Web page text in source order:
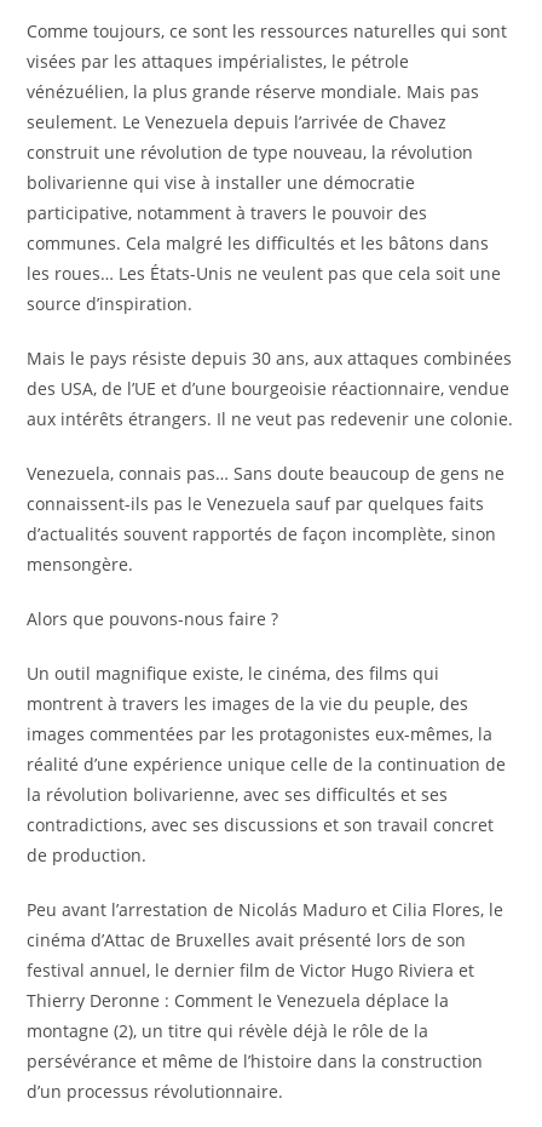
Comme toujours, ce sont les ressources naturelles qui sont
visées par les attaques impérialistes, le pétrole
vénézuélien, la plus grande réserve mondiale. Mais pas
seulement. Le Venezuela depuis l’arrivée de Chavez
construit une révolution de type nouveau, la révolution
bolivarienne qui vise à installer une démocratie
participative, notamment à travers le pouvoir des
communes. Cela malgré les difficultés et les bâtons dans
les roues… Les États-Unis ne veulent pas que cela soit une
source d’inspiration.
Mais le pays résiste depuis 30 ans, aux attaques combinées
des USA, de l’UE et d’une bourgeoisie réactionnaire, vendue
aux intérêts étrangers. Il ne veut pas redevenir une colonie.
Venezuela, connais pas… Sans doute beaucoup de gens ne
connaissent-ils pas le Venezuela sauf par quelques faits
d’actualités souvent rapportés de façon incomplète, sinon
mensongère.
Alors que pouvons-nous faire ?
Un outil magnifique existe, le cinéma, des films qui
montrent à travers les images de la vie du peuple, des
images commentées par les protagonistes eux-mêmes, la
réalité d’une expérience unique celle de la continuation de
la révolution bolivarienne, avec ses difficultés et ses
contradictions, avec ses discussions et son travail concret
de production.
Peu avant l’arrestation de Nicolás Maduro et Cilia Flores, le
cinéma d’Attac de Bruxelles avait présenté lors de son
festival annuel, le dernier film de Victor Hugo Riviera et
Thierry Deronne : Comment le Venezuela déplace la
montagne (2), un titre qui révèle déjà le rôle de la
persévérance et même de l’histoire dans la construction
d’un processus révolutionnaire.